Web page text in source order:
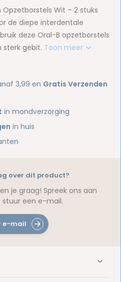
Wit – 2 stuks
de diepe interdentale
deze Oral-B opzetborstels
sterk gebit. Toon meer
3,99 en Gratis Verzenden
in mondverzorging
in huis
over dit product?
je graag! Spreek ons aan
een e-mail.
e-mail